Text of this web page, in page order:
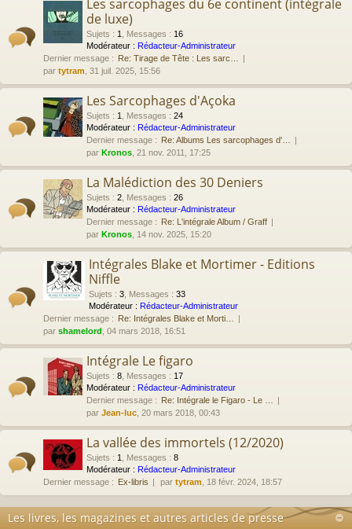
Les sarcophages du 6e continent (intégrale
de luxe)
Sujets : 1 Messages : 16
Modérateur : Rédacteur-Administrateur
Dernier message : Re: Tirage de Tête : Les sarc…
par tytram , 31 juil. 2025, 15:56
Les Sarcophages d'Açoka
Sujets : 1 Messages : 24
Modérateur : Rédacteur-Administrateur
Dernier message : Re: Albums Les sarcophages d'…
par Kronos , 21 nov. 2011, 17:25
La Malédiction des 30 Deniers
Sujets : 2 Messages : 26
Modérateur : Rédacteur-Administrateur
Dernier message : Re: L'intégrale Album / Graff
par Kronos , 14 nov. 2025, 15:20
Intégrales Blake et Mortimer - Editions
Niffle
Sujets : 3 Messages : 33
Modérateur : Rédacteur-Administrateur
Dernier message : Re: Intégrales Blake et Morti…
par shamelord , 04 mars 2018, 16:51
Intégrale Le figaro
Sujets : 8 Messages : 17
Modérateur : Rédacteur-Administrateur
Dernier message : Re: Intégrale le Figaro - Le …
par Jean-luc , 20 mars 2018, 00:43
La vallée des immortels (12/2020)
Sujets : 1 Messages : 8
Modérateur : Rédacteur-Administrateur
Dernier message : Ex-libris par tytram , 18 févr. 2024, 18:57
Les livres, les magazines et autres articles de presse